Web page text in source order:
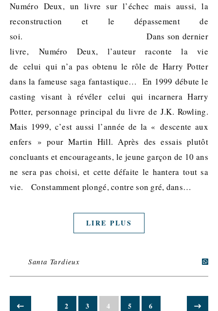
Numéro Deux, un livre sur l’échec mais aussi, la
reconstruction et le dépassement de
soi. Dans son dernier
livre, Numéro Deux, l’auteur raconte la vie
de celui qui n’a pas obtenu le rôle de Harry Potter
dans la fameuse saga fantastique… En 1999 débute le
casting visant à révéler celui qui incarnera Harry
Potter, personnage principal du livre de J.K. Rowling.
Mais 1999, c’est aussi l’année de la « descente aux
enfers » pour Martin Hill. Après des essais plutôt
concluants et encourageants, le jeune garçon de 10 ans
ne sera pas choisi, et cette défaite le hantera tout sa
vie. Constamment plongé, contre son gré, dans…
LIRE PLUS
Santa Tardieux
2 3 4 5 6